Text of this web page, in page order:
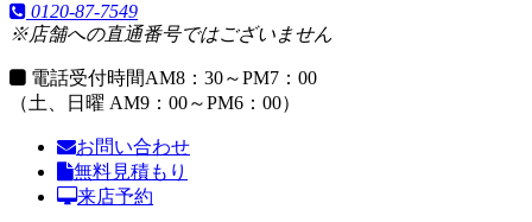
0120-87-7549
※店舗への直通番号ではございません
電話受付時間AM8：30～PM7：00
（土、日曜 AM9：00～PM6：00）
お問い合わせ
無料見積もり
来店予約